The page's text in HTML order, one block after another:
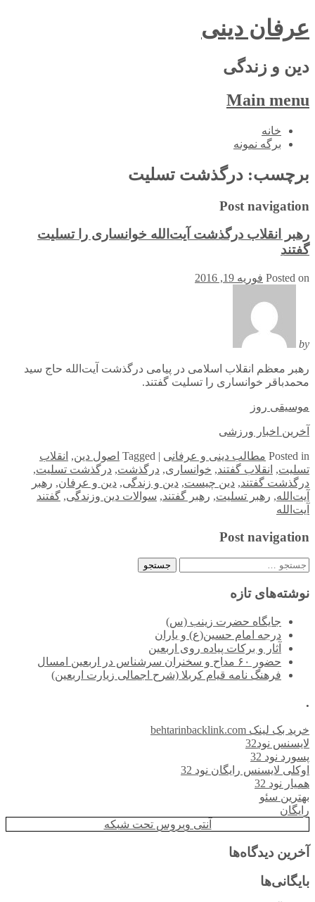
عرفان دینی
دین و زندگی
Main menu
Skip
خانه
برگه نمونه
برچسب: درگذشت تسلیت
Post navigation
رهبر انقلاب درگذشت آیت‌الله خوانساری را تسلیت
گفتند
Posted on فوریه 19, 2016
by
رهبر معظم انقلاب اسلامی در پیامی درگذشت آیت‌الله حاج سید
محمدباقر خوانساری را تسلیت گفتند.
موسیقی روز
آخرین اخبار ورزشی
Posted in مطالب دینی و عرفانی |
Tagged اصول دین, انقلاب
تسلیت, انقلاب گفتند, خوانساری, درگذشت, درگذشت تسلیت,
درگذشت گفتند, دین چیست, دین و زندگی, دین و عرفان, رهبر
آیت‌الله, رهبر تسلیت, رهبر گفتند, سوالات دین وزندگی, گفتند
آیت‌الله
Post navigation
جستجو
نوشته‌های تازه
جایگاه حضرت زینب (س)
درجه امام حسین(ع) و یاران
آثار و برکات پیاده روی اربعین
حضور ۶۰ مداح و سخنران سرشناس در اربعین امسال
فرهنگ نامه قیام کربلا (شرح اجمالی زیارت اربعین)
.
خرید بک لینک behtarinbacklink.com
لایسنس نود32
پسورد نود 32
اوکلی لایسنس رایگان نود 32
همیار نود 32
بهترین سئو
رایگان
آنتی ویروس تحت شبکه
آخرین دیدگاه‌ها
بایگانی‌ها